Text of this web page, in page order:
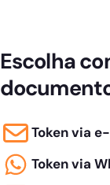
Escolha
Token via
Token via